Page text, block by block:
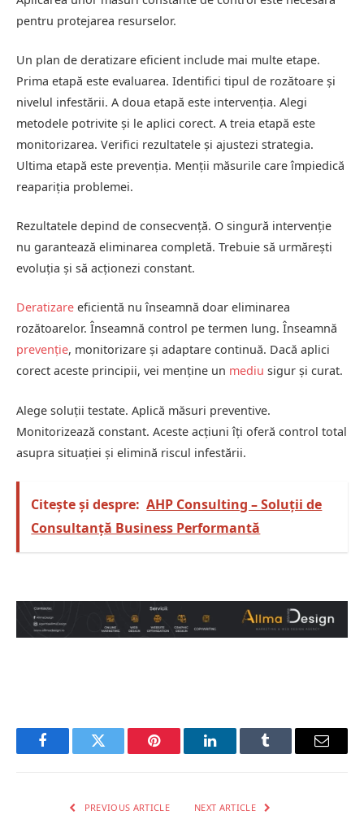
pentru protejarea resurselor.
Un plan de deratizare eficient include mai multe etape.
Prima etapă este evaluarea. Identifici tipul de rozătoare și
nivelul infestării. A doua etapă este intervenția. Alegi
metodele potrivite și le aplici corect. A treia etapă este
monitorizarea. Verifici rezultatele și ajustezi strategia.
Ultima etapă este prevenția. Menții măsurile care împiedică
reapariția problemei.
Rezultatele depind de consecvență. O singură intervenție
nu garantează eliminarea completă. Trebuie să urmărești
evoluția și să acționezi constant.
Deratizare eficientă nu înseamnă doar eliminarea
rozătoarelor. Înseamnă control pe termen lung. Înseamnă
prevenție, monitorizare și adaptare continuă. Dacă aplici
corect aceste principii, vei menține un mediu sigur și curat.
Alege soluții testate. Aplică măsuri preventive.
Monitorizează constant. Aceste acțiuni îți oferă control total
asupra situației și elimină riscul infestării.
Citește și despre: AHP Consulting – Soluții de
Consultanță Business Performantă
FacebookTwitter Pinterest LinkedInTumblr Email
PREVIOUS ARTICLE NEXT ARTICLE